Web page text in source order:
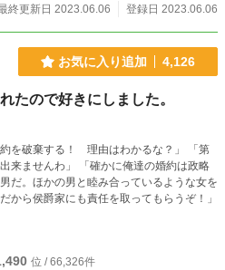
終更新日 2023.06.06
登録日 2023.06.06
お気に入り追加 4,126
たので好きにしました。
を破棄する！ 理由はわかるな？」 「第
来ませんわ」 「確かに俺達の婚約は政略
だ。ほかの男と睦み合っているような女を
ら侯爵家にも責任を取ってもらうぞ！」
位 / 66,326件